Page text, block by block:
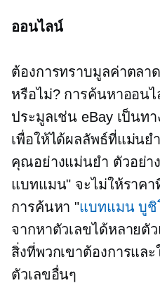
ออนไลน์
ต้องการทราบมูลค่าตลา
หรือไม่? การค้นหาออน
ประมูลเช่น eBay เป็น
เพื่อให้ได้ผลลัพธ์ที่แม่นย
คุณอย่างแม่นยำ ตัวอย่า
แบทแมน" จะไม่ให้ราคา
การค้นหา "แบทแมน บูชิ
จากหาตัวเลขได้หลายตั
สิ่งที่พวกเขาต้องการแล
ตัวเลขอื่นๆ